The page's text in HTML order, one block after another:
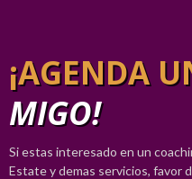
¡AGENDA
MIGO!
Si estas interesado en un
Estate y demas servicios, favor